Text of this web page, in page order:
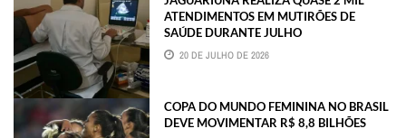
ATENDIMENTOS EM MUTIRÕES DE
SAÚDE DURANTE JULHO
20 DE JULHO DE 2026
COPA DO MUNDO FEMININA NO BRASIL
DEVE MOVIMENTAR R$ 8,8 BILHÕES